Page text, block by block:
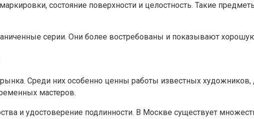
состояние поверхности и целостность. Такие
серии. Они более востребованы и показывают
Среди них особенно ценны работы известных
мастеров.
и удостоверение подлинности. В Москве существует